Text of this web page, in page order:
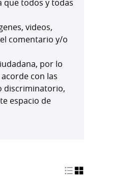
que todos y todas
videos,
comentario y/o
por lo
con las
discriminatorio,
espacio de